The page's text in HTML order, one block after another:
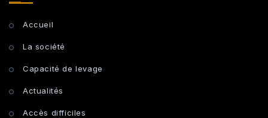
Accueil
La société
Capacité de levage
Actualités
Accès difficiles